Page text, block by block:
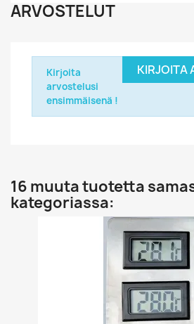
ARVOSTELUT
KIRJOITA
Kirjoita
arvostelusi
ensimmäisenä !
16 muuta tuotetta
kategoriassa: